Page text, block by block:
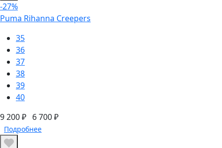
-27%
Puma Rihanna Creepers
35
36
37
38
39
40
9 200 ₽ 6 700 ₽
Подробнее